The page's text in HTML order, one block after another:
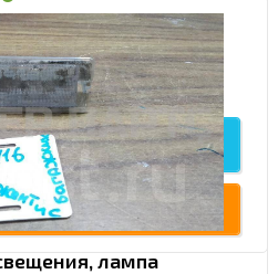
Купить
лампа
вопросы? Вы не